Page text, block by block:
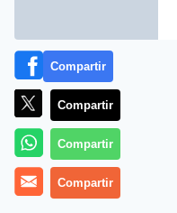
Compartir
Compartir
Compartir
Compartir